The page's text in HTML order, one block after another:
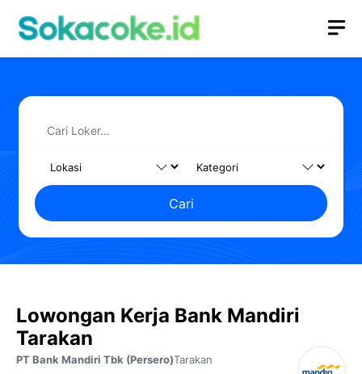
Cari
Lowongan Kerja Bank Mandiri
Tarakan
PT Bank Mandiri Tbk (Persero)Tarakan